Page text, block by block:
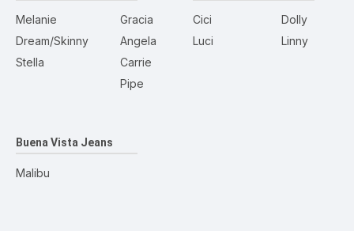
Melanie
Dream/Skinny
Stella
Gracia
Angela
Carrie
Pipe
Cici
Luci
Dolly
Linny
Buena Vista Jeans
Malibu